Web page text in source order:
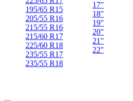
195/65 R15
205/55 R16
215/55 R16
215/60 R17
225/60 R18
235/55 R17
235/55 R18
17"
18"
19"
20"
21"
22"